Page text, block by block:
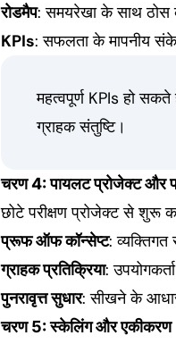
रोडमैप: समयरेखा के साथ ठोस
KPIs: सफलता के मापनीय
महत्वपूर्ण KPIs हो सकते
ग्राहक संतुष्टि।
चरण 4: पायलट प्रोजेक्ट और
छोटे परीक्षण प्रोजेक्ट से शुरू
प्रूफ ऑफ कॉन्सेप्ट: व्यक्तिगत
ग्राहक प्रतिक्रिया:
पुनरावृत्त सुधार: सीखने के
चरण 5: स्केलिंग और एकीकरण